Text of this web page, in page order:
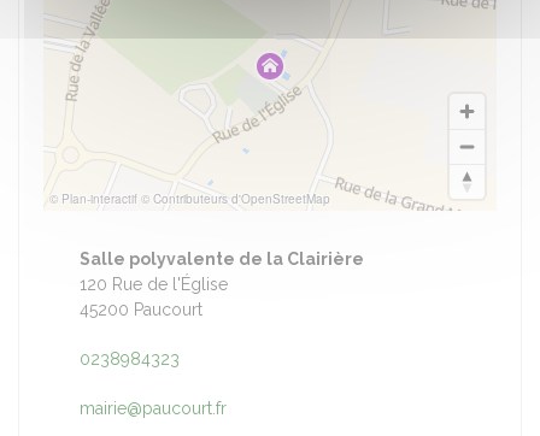
© Plan-interactif © Contributeurs d'OpenStreetMap
Salle polyvalente de la Clairière
120 Rue de l'Église
45200 Paucourt
0238984323
mairie@paucourt.fr